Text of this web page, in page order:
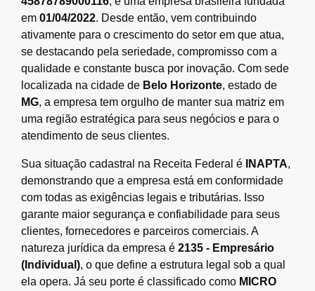
em 01/04/2022. Desde então, vem contribuindo
ativamente para o crescimento do setor em que atua,
se destacando pela seriedade, compromisso com a
qualidade e constante busca por inovação. Com sede
localizada na cidade de Belo Horizonte, estado de
MG, a empresa tem orgulho de manter sua matriz em
uma região estratégica para seus negócios e para o
atendimento de seus clientes.
Sua situação cadastral na Receita Federal é INAPTA,
demonstrando que a empresa está em conformidade
com todas as exigências legais e tributárias. Isso
garante maior segurança e confiabilidade para seus
clientes, fornecedores e parceiros comerciais. A
natureza jurídica da empresa é 2135 - Empresário
(Individual), o que define a estrutura legal sob a qual
ela opera. Já seu porte é classificado como MICRO